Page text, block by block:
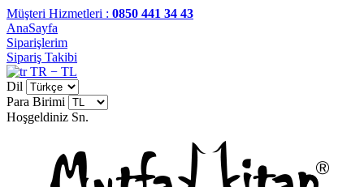
Müşteri Hizmetleri : 0850 441 34 43
AnaSayfa
Siparişlerim
Sipariş Takibi
TR − TL
Dil
Para Birimi
Hoşgeldiniz Sn.